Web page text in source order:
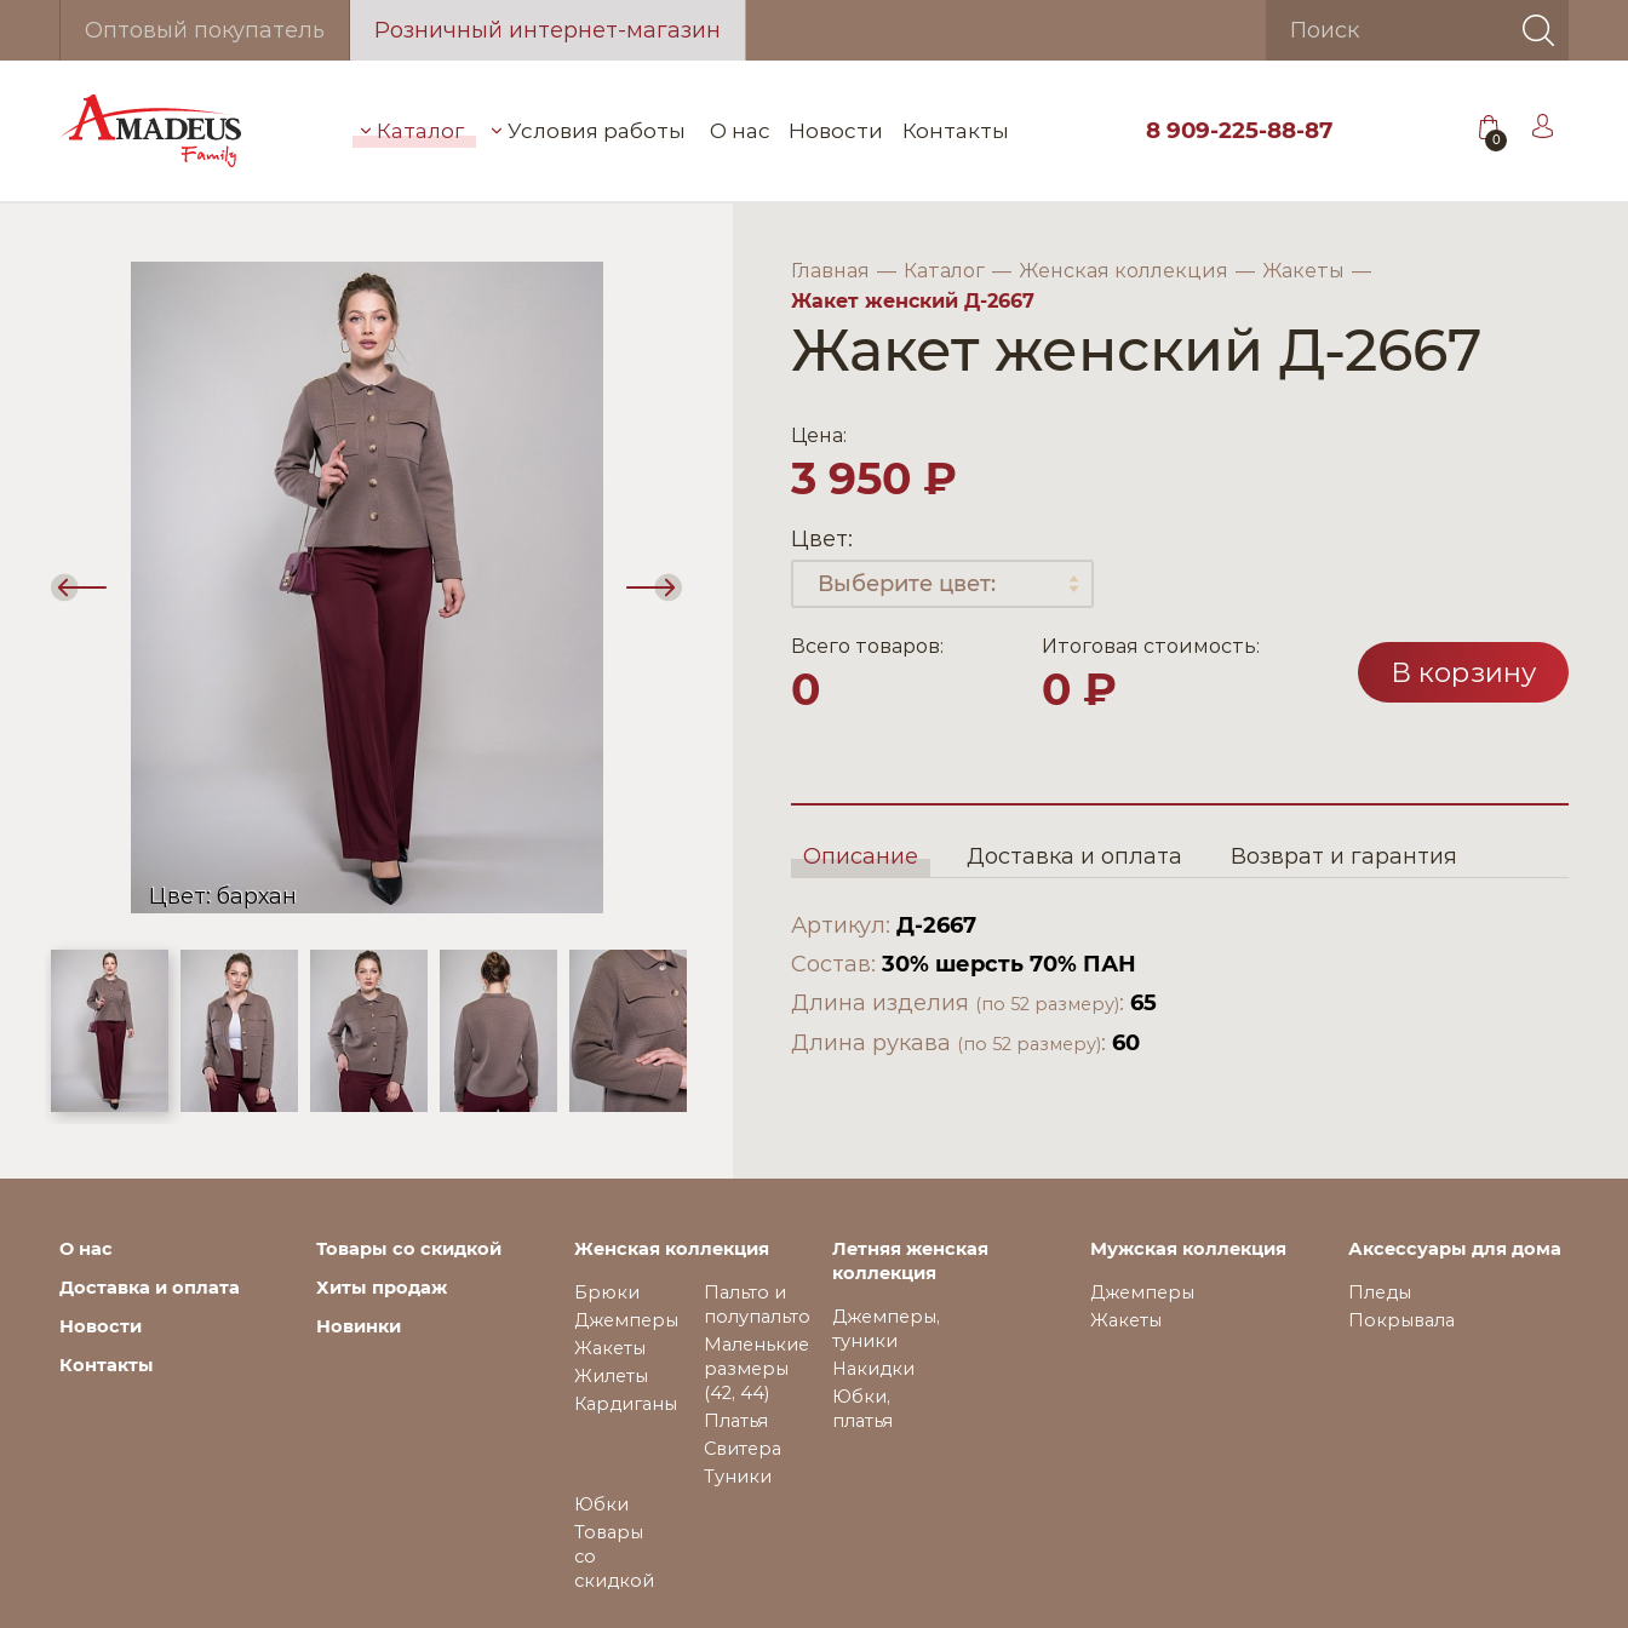
Оптовый покупатель Розничный интернет-магазин
Каталог Условия работы О нас Новости Контакты 8 909-225-88-87 0
Предыдущий
Цвет: бархан
Следующий
Главная Каталог Женская коллекция
Жакеты
Жакет женский Д-2667
Жакет женский Д-2667
Цена:
3 950 ₽
Цвет:
Всего товаров:
0
Итоговая стоимость:
0 ₽ В корзину
Описание Доставка и оплата Возврат и гарантия
Артикул:Д-2667
Состав:30% шерсть 70% ПАН
Длина изделия (по 52 размеру):65
Длина рукава (по 52 размеру):60
О нас
Доставка и оплата
Новости
Контакты
Товары со скидкой
Хиты продаж
Новинки
Женская коллекция
Брюки
Джемперы
Жакеты
Жилеты
Кардиганы
Пальто и
полупальто
Маленькие
размеры
(42, 44)
Платья
Свитера
Туники
Юбки
Товары
со
скидкой
Летняя женская
коллекция
Джемперы,
туники
Накидки
Юбки,
платья
Мужская коллекция
Джемперы
Жакеты
Аксессуары для дома
Пледы
Покрывала